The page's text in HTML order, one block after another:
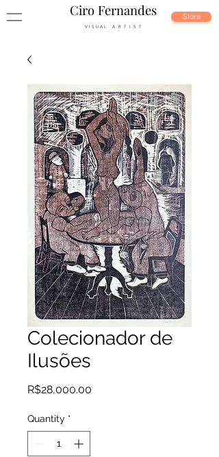
Ciro Fernandes
V I S U A L A R T I S T
Store
Colecionador de
Ilusões
R$28,000.00
Quantity *